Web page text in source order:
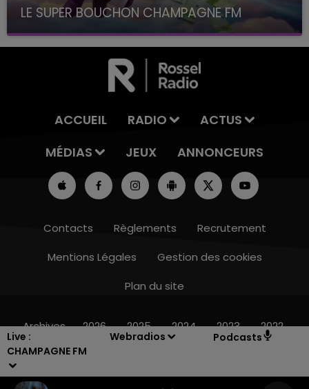
Live :
CHAMPAGNE FM
Webradios Podcasts
LE SUPER BOUCHON CHAMPAGNE FM
avec La Famille Champagne FM, à 8H10
ACCUEIL RADIO
ACTUS
MÉDIAS
JEUX ANNONCEURS
Contacts Règlements
Recrutement
Mentions Légales
Gestion des cookies
Plan du site
Archives 2026 2025 2024 2023 2022